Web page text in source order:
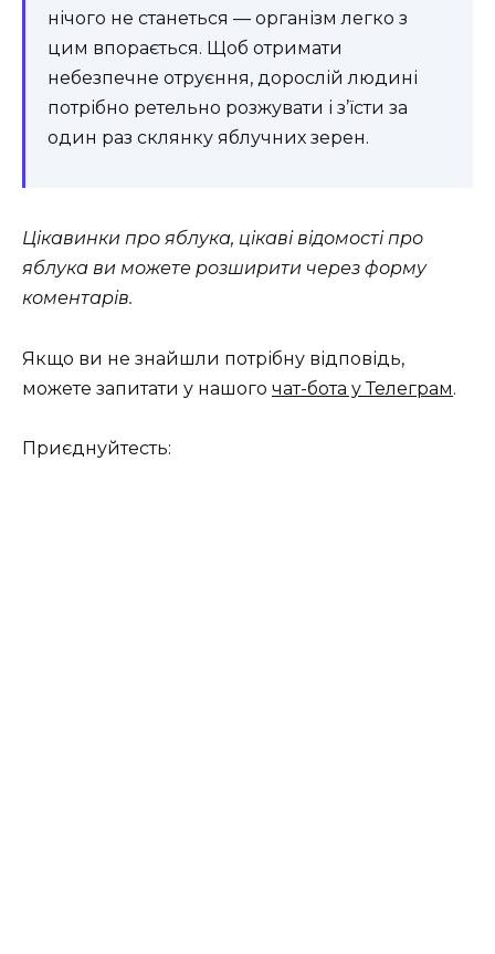
нічого не станеться — організм легко з
цим впорається. Щоб отримати
небезпечне отруєння, дорослій людині
потрібно ретельно розжувати і з’їсти за
один раз склянку яблучних зерен.
Цікавинки про яблука, цікаві відомості про
яблука ви можете розширити через форму
коментарів.
Якщо ви не знайшли потрібну відповідь,
можете запитати у нашого чат-бота у Телеграм.
Приєднуйтесть: